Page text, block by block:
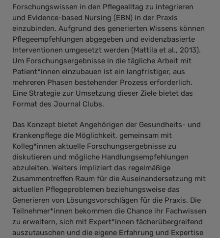
Forschungswissen in den Pflegealltag zu integrieren
und Evidence-based Nursing (EBN) in der Praxis
einzubinden. Aufgrund des generierten Wissens können
Pflegeempfehlungen abgegeben und evidenzbasierte
Interventionen umgesetzt werden (Mattila et al., 2013).
Um Forschungsergebnisse in die tägliche Arbeit mit
Patient*innen einzubauen ist ein langfristiger, aus
mehreren Phasen bestehender Prozess erforderlich.
Eine Strategie zur Umsetzung dieser Ziele bietet das
Format des Journal Clubs.
Das Konzept bietet Angehörigen der Gesundheits- und
Krankenpflege die Möglichkeit, gemeinsam mit
Kolleg*innen aktuelle Forschungsergebnisse zu
diskutieren und mögliche Handlungsempfehlungen
abzuleiten. Weiters impliziert das regelmäßige
Zusammentreffen Raum für die Auseinandersetzung mit
aktuellen Pflegeproblemen beziehungsweise das
Generieren von Lösungsvorschlägen für die Praxis. Die
Teilnehmer*innen bekommen die Chance ihr Fachwissen
zu erweitern, sich mit Expert*innen fächerübergreifend
auszutauschen und die eigene Erfahrung und Expertise